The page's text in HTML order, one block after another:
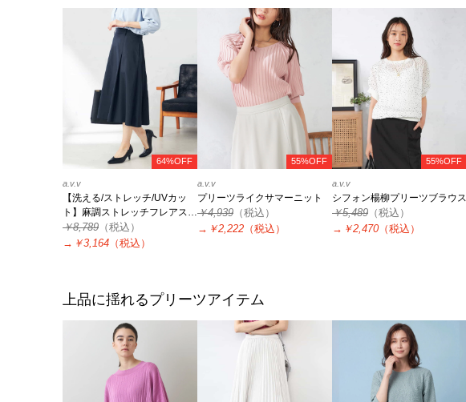
64%OFF
a.v.v
【洗える/ストレッチ/UVカッ
ト】麻調ストレッチフレアスカ
ート
￥8,789 （税込）
→ ￥3,164 （税込）
55%OFF
a.v.v
プリーツライクサマーニット
￥4,939 （税込）
→ ￥2,222 （税込）
55%OFF
a.v.v
シフォン楊柳プリーツブラウス
￥5,489 （税込）
→ ￥2,470 （税込）
上品に揺れるプリーツアイテム